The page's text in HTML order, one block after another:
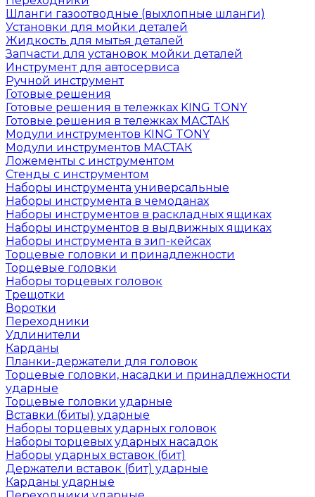
Шланги газоотводные (выхлопные шланги)
Установки для мойки деталей
Жидкость для мытья деталей
Запчасти для установок мойки деталей
Инструмент для автосервиса
Ручной инструмент
Готовые решения
Готовые решения в тележках KING TONY
Готовые решения в тележках МАСТАК
Модули инструментов KING TONY
Модули инструментов МАСТАК
Ложементы с инструментом
Стенды с инструментом
Наборы инструмента универсальные
Наборы инструмента в чемоданах
Наборы инструментов в раскладных ящиках
Наборы инструментов в выдвижных ящиках
Наборы инструмента в зип-кейсах
Торцевые головки и принадлежности
Торцевые головки
Наборы торцевых головок
Трещотки
Воротки
Переходники
Удлинители
Карданы
Планки-держатели для головок
Торцевые головки, насадки и принадлежности
ударные
Торцевые головки ударные
Вставки (биты) ударные
Наборы торцевых ударных головок
Наборы торцевых ударных насадок
Наборы ударных вставок (бит)
Держатели вставок (бит) ударные
Карданы ударные